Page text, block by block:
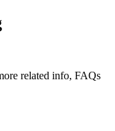
related info, FAQs